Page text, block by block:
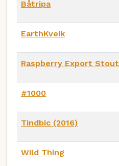
Båtripa
EarthKveik
Raspberry Export Stout
#1000
Tindbic (2016)
Wild Thing